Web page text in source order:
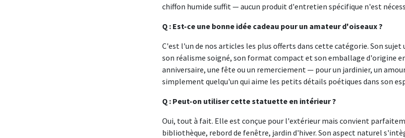
chiffon humide suffit — aucun produit d'entretien spécifique n'est
Q : Est-ce une bonne idée cadeau pour un amateur d'oiseaux ?
C'est l'un de nos articles les plus offerts dans cette catégorie. Son sujet
son réalisme soigné, son format compact et son emballage d'origine
anniversaire, une fête ou un remerciement — pour un jardinier, un
simplement quelqu'un qui aime les petits détails poétiques dans son
Q : Peut-on utiliser cette statuette en intérieur ?
Oui, tout à fait. Elle est conçue pour l'extérieur mais convient
bibliothèque, rebord de fenêtre, jardin d'hiver. Son aspect naturel